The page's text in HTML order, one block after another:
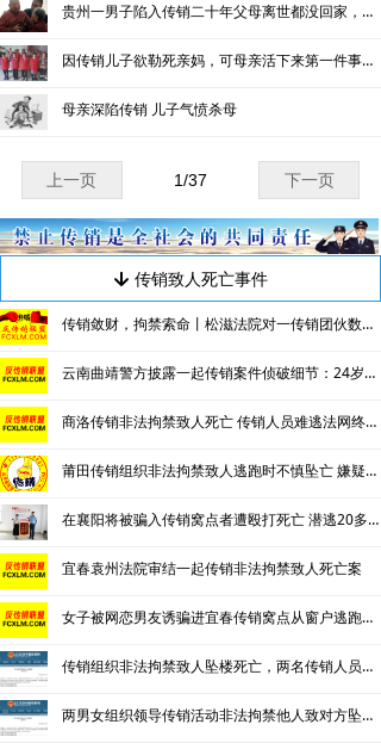
贵州一男子陷入传销二十年父母离世都没回家，今已患癌症晚期
因传销儿子欲勒死亲妈，可母亲活下来第一件事又去搞传销
母亲深陷传销 儿子气愤杀母
上一页 下一页
1/37
传销敛财，拘禁索命丨松滋法院对一传销团伙数罪并罚，主犯获重刑
云南曲靖警方披露一起传销案件侦破细节：24岁男子因不顺从遭折磨致死
商洛传销非法拘禁致人死亡 传销人员难逃法网终获重刑
莆田传销组织非法拘禁致人逃跑时不慎坠亡 嫌疑人潜逃9年后终被抓
在襄阳将被骗入传销窝点者遭殴打死亡 潜逃20多年后终于被抓
宜春袁州法院审结一起传销非法拘禁致人死亡案
女子被网恋男友诱骗进宜春传销窝点从窗户逃跑不幸坠亡
传销组织非法拘禁致人坠楼死亡，两名传销人员被公诉
两男女组织领导传销活动非法拘禁他人致对方坠楼身亡
녓 传销致人死亡事件